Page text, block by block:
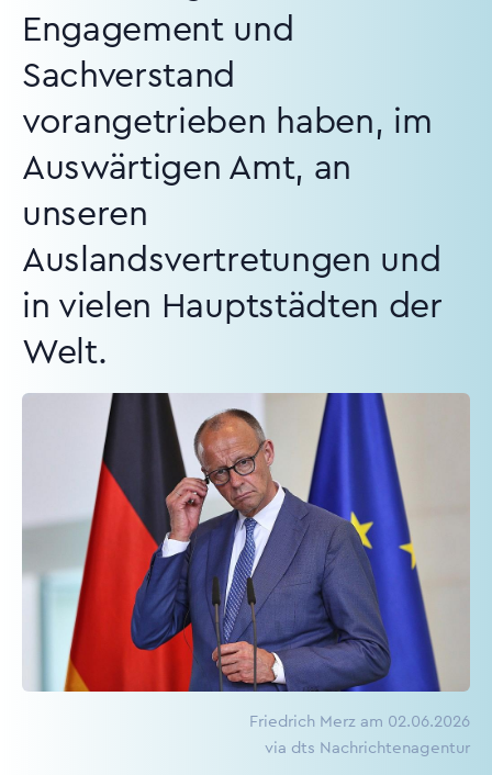
Engagement und
Sachverstand
vorangetrieben haben, im
Auswärtigen Amt, an
unseren
Auslandsvertretungen und
in vielen Hauptstädten der
Welt.
Friedrich Merz am 02.06.2026
via dts Nachrichtenagentur